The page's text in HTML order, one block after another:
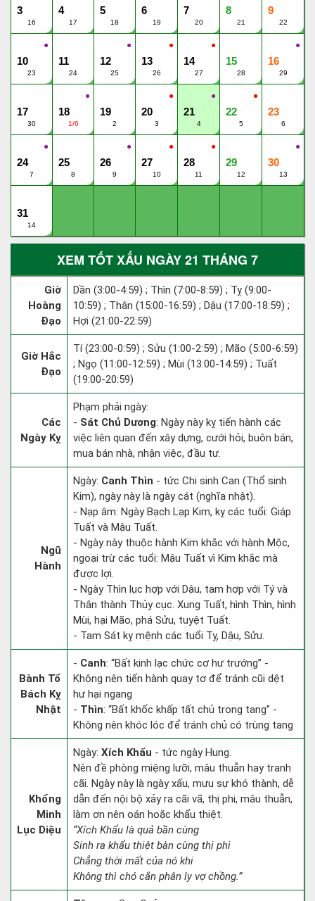
3
16
4
17
5
18
6
19
7
20
8
21
9
22
●
10
23
11
24
●
12
25
●
13
26
●
14
27
15
28
●
16
29
17
30
●
18
1/6
19
2
●
20
3
●
21
4
●
22
5
23
6
●
24
7
25
8
●
26
9
●
27
10
●
28
11
29
12
●
30
13
31
14
XEM TỐT XẤU NGÀY 21 THÁNG 7
Giờ
Hoàng
Đạo
Dần (3:00-4:59) ; Thìn (7:00-8:59) ; Tỵ (9:00-
10:59) ; Thân (15:00-16:59) ; Dậu (17:00-18:59) ;
Hợi (21:00-22:59)
Giờ Hắc
Đạo
Tí (23:00-0:59) ; Sửu (1:00-2:59) ; Mão (5:00-6:59)
; Ngọ (11:00-12:59) ; Mùi (13:00-14:59) ; Tuất
(19:00-20:59)
Các
Ngày Kỵ
Phạm phải ngày:
- Sát Chủ Dương: Ngày này kỵ tiến hành các
việc liên quan đến xây dựng, cưới hỏi, buôn bán,
mua bán nhà, nhận việc, đầu tư.
Ngũ
Hành
Ngày: Canh Thìn - tức Chi sinh Can (Thổ sinh
Kim), ngày này là ngày cát (nghĩa nhật).
- Nạp âm: Ngày Bạch Lạp Kim, kỵ các tuổi: Giáp
Tuất và Mậu Tuất.
- Ngày này thuộc hành Kim khắc với hành Mộc,
ngoại trừ các tuổi: Mậu Tuất vì Kim khắc mà
được lợi.
- Ngày Thìn lục hợp với Dậu, tam hợp với Tý và
Thân thành Thủy cục. Xung Tuất, hình Thìn, hình
Mùi, hại Mão, phá Sửu, tuyệt Tuất.
- Tam Sát kỵ mệnh các tuổi Tỵ, Dậu, Sửu.
Bành Tổ
Bách Kỵ
Nhật
- Canh: “Bất kinh lạc chức cơ hư trướng” -
Không nên tiến hành quay tơ để tránh cũi dệt
hư hại ngang
- Thìn: “Bất khốc khấp tất chủ trọng tang” -
Không nên khóc lóc để tránh chủ có trùng tang
Khổng
Minh
Lục Diệu
Ngày: Xích Khẩu - tức ngày Hung.
Nên đề phòng miệng lưỡi, mâu thuẫn hay tranh
cãi. Ngày này là ngày xấu, mưu sự khó thành, dễ
dẫn đến nội bộ xảy ra cãi vã, thị phi, mâu thuẫn,
làm ơn nên oán hoặc khẩu thiệt.
“Xích Khẩu là quả bần cùng
Sinh ra khẩu thiệt bàn cùng thị phi
Chẳng thời mất của nó khi
Không thì chó cắn phân ly vợ chồng.”